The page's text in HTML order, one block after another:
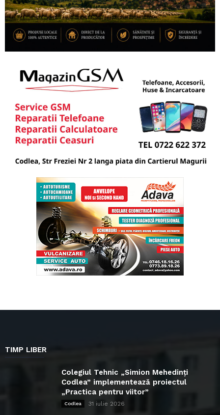
TIMP LIBER
Colegiul Tehnic „Simion Mehedinți
Codlea” implementează proiectul
„Practica pentru viitor”
Codlea 31 iulie 2026